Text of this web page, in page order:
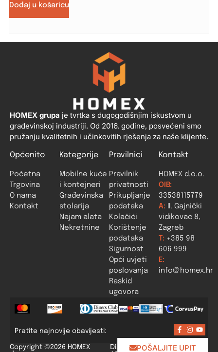
Dodaj u košaricu
POŠALJITE UPIT
HOMEX grupa je tvrtka s dugogodišnjim iskustvom u
građevinskoj industriji. Od 2016. godine, posvećeni smo
pružanju kvalitetnih i učinkovitih rješenja za naše klijente.
Općenito
Početna
Trgovina
O nama
Kontakt
Kategorije
Mobilne kuće
i kontejneri
Građevinska
stolarija
Najam alata
Nekretnine
Pravilnici
Pravilnik
privatnosti
Prikupljanje
podataka
Kolačići
Korištenje
podataka
Sigurnost
Opći uvjeti
poslovanja
Raskid
ugovora
Kontakt
HOMEX d.o.o.
OIB:
33538115779
A: II. Gajnički
vidikovac 8,
Zagreb
T: +385 98
606 999
E:
info@homex.hr
Pratite najnovije obavijesti:
Copyright ©2026 HOMEX
Dizajn i izrada: